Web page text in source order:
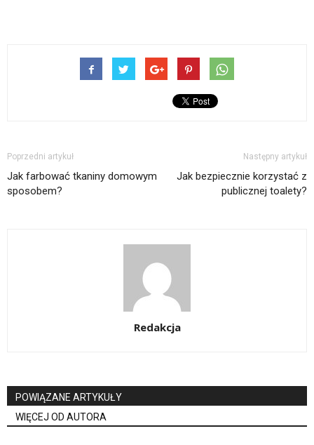
Poprzedni artykuł
Jak farbować tkaniny domowym
sposobem?
Następny artykuł
Jak bezpiecznie korzystać z
publicznej toalety?
Redakcja
POWIĄZANE ARTYKUŁY
WIĘCEJ OD AUTORA